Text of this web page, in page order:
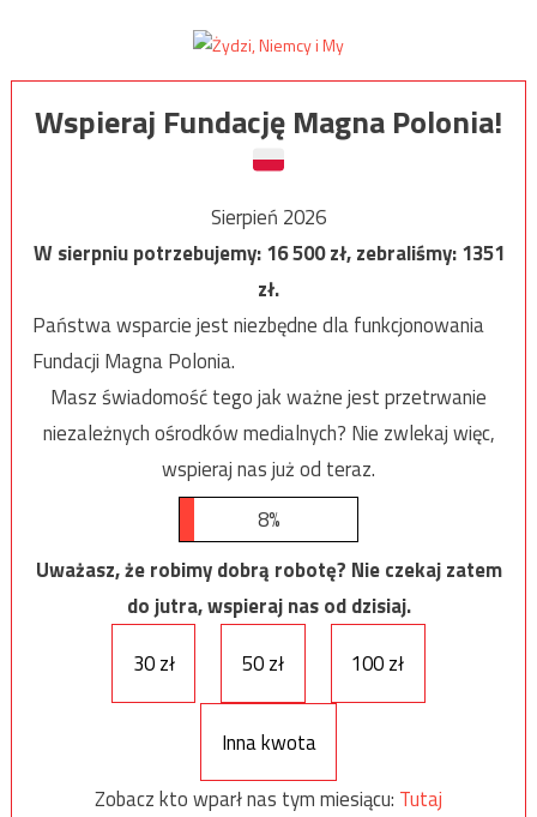
Wspieraj Fundację Magna Polonia!
Sierpień 2026
W sierpniu potrzebujemy:16 500zł, zebraliśmy:1351
zł.
Państwa wsparcie jest niezbędne dla funkcjonowania
Fundacji Magna Polonia.
Masz świadomość tego jak ważne jest przetrwanie
niezależnych ośrodków medialnych? Nie zwlekaj więc,
wspieraj nas już od teraz.
8%
Uważasz, że robimy dobrą robotę? Nie czekaj zatem
do jutra, wspieraj nas od dzisiaj.
30 zł
50 zł 100 zł
Inna kwota
Zobacz kto wparł nas tym miesiącu: Tutaj